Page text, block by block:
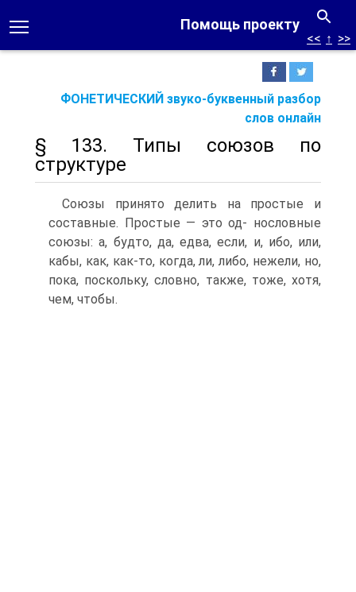
Помощь проекту
ФОНЕТИЧЕСКИЙ звуко-буквенный разбор
слов онлайн
<< ↑ >>
§ 133. Типы союзов по
структуре
Союзы принято делить на простые и
составные. Простые — это од- нословные
союзы: а, будто, да, едва, если, и, ибо, или,
кабы, как, как-то, когда, ли, либо, нежели, но,
пока, поскольку, словно, также, тоже, хотя,
чем, чтобы.